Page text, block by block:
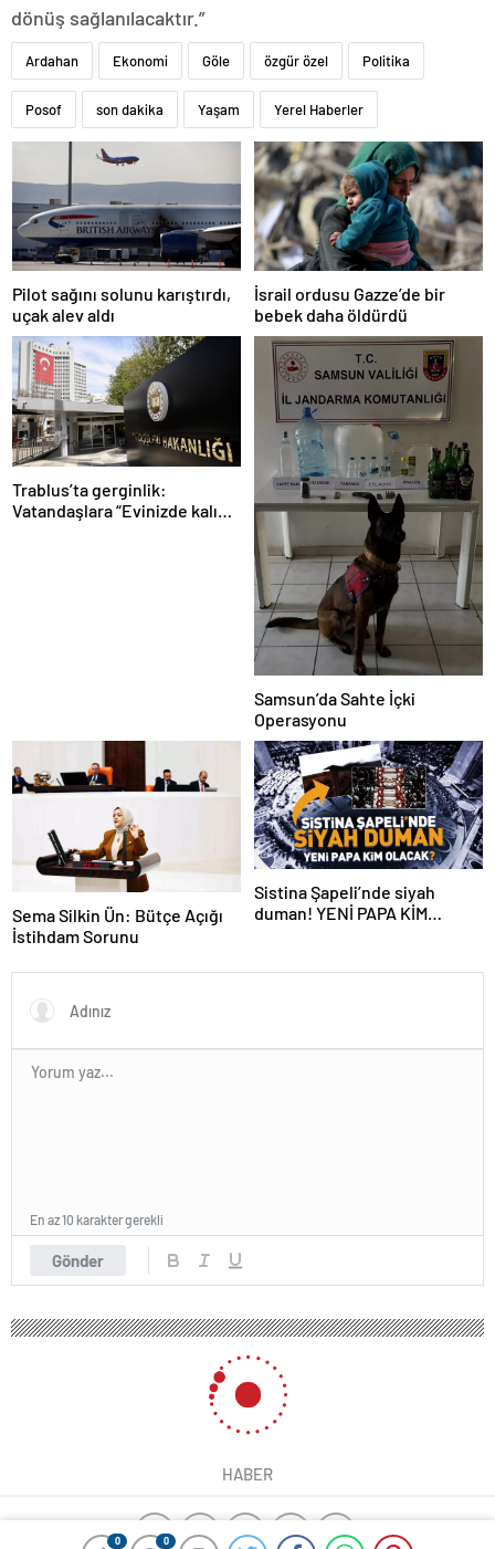
0 0
dönüş sağlanılacaktır.”
Ardahan Ekonomi Göle özgür özel Politika
Posof son dakika Yaşam Yerel Haberler
Pilot sağını solunu karıştırdı,
uçak alev aldı
İsrail ordusu Gazze’de bir
bebek daha öldürdü
Trablus’ta gerginlik:
Vatandaşlara “Evinizde kalın”
Samsun’da Sahte İçki
Operasyonu
Sema Silkin Ün: Bütçe Açığı
İstihdam Sorunu
Sistina Şapeli’nde siyah
duman! YENİ PAPA KİM
Gönder
En az 10 karakter gerekli
HABER